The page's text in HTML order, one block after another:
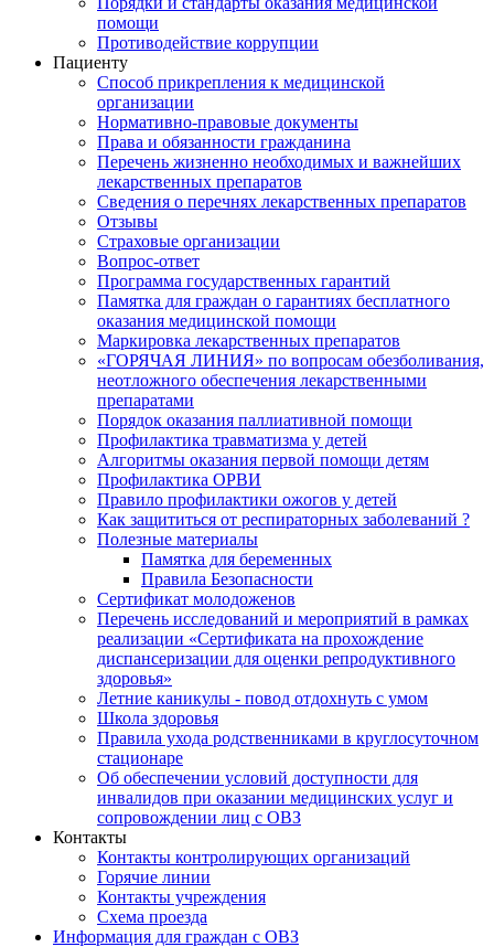
помощи
Противодействие коррупции
Пациенту
Способ прикрепления к медицинской
организации
Нормативно-правовые документы
Права и обязанности гражданина
Перечень жизненно необходимых и важнейших
лекарственных препаратов
Сведения о перечнях лекарственных препаратов
Отзывы
Страховые организации
Вопрос-ответ
Программа государственных гарантий
Памятка для граждан о гарантиях бесплатного
оказания медицинской помощи
Маркировка лекарственных препаратов
«ГОРЯЧАЯ ЛИНИЯ» по вопросам обезболивания,
неотложного обеспечения лекарственными
препаратами
Порядок оказания паллиативной помощи
Профилактика травматизма у детей
Алгоритмы оказания первой помощи детям
Профилактика ОРВИ
Правило профилактики ожогов у детей
Как защититься от респираторных заболеваний ?
Полезные материалы
Памятка для беременных
Правила Безопасности
Сертификат молодоженов
Перечень исследований и мероприятий в рамках
реализации «Сертификата на прохождение
диспансеризации для оценки репродуктивного
здоровья»
Летние каникулы - повод отдохнуть с умом
Школа здоровья
Правила ухода родственниками в круглосуточном
стационаре
Об обеспечении условий доступности для
инвалидов при оказании медицинских услуг и
сопровождении лиц с ОВЗ
Контакты
Контакты контролирующих организаций
Горячие линии
Контакты учреждения
Схема проезда
Информация для граждан с ОВЗ